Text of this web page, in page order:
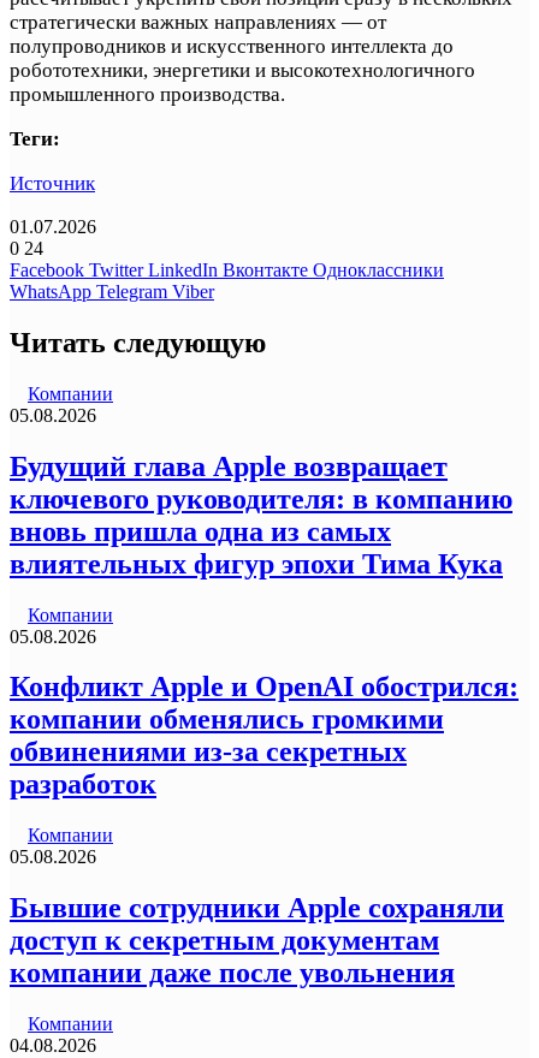
стратегически важных направлениях — от
полупроводников и искусственного интеллекта до
робототехники, энергетики и высокотехнологичного
промышленного производства.
Теги:
Источник
01.07.2026
0 24
Facebook Twitter LinkedIn Вконтакте Одноклассники
WhatsApp Telegram Viber
Читать следующую
Компании
05.08.2026
Будущий глава Apple возвращает
ключевого руководителя: в компанию
вновь пришла одна из самых
влиятельных фигур эпохи Тима Кука
Компании
05.08.2026
Конфликт Apple и OpenAI обострился:
компании обменялись громкими
обвинениями из-за секретных
разработок
Компании
05.08.2026
Бывшие сотрудники Apple сохраняли
доступ к секретным документам
компании даже после увольнения
Компании
04.08.2026